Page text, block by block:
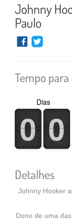
Johnny
Paulo
Tempo para
0
0
1
1 0
0
1
1
Dias
Detalhes
Johnny Hooker
Dono de uma